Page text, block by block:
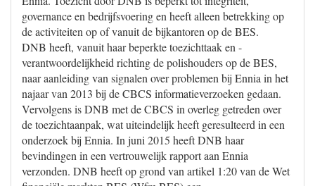
governance en bedrijfsvoering en heeft alleen betrekking op
de activiteiten op of vanuit de bijkantoren op de BES.
DNB heeft, vanuit haar beperkte toezichttaak en -
verantwoordelijkheid richting de polishouders op de BES,
naar aanleiding van signalen over problemen bij Ennia in het
najaar van 2013 bij de CBCS informatieverzoeken gedaan.
Vervolgens is DNB met de CBCS in overleg getreden over
de toezichtaanpak, wat uiteindelijk heeft geresulteerd in een
onderzoek bij Ennia. In juni 2015 heeft DNB haar
bevindingen in een vertrouwelijk rapport aan Ennia
verzonden. DNB heeft op grond van artikel 1:20 van de Wet